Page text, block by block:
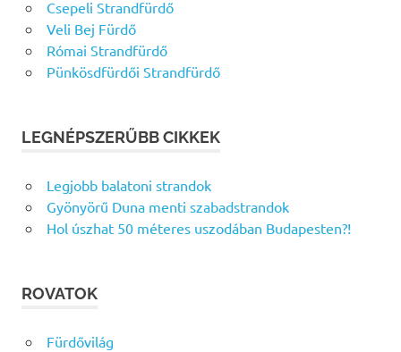
Csepeli Strandfürdő
Veli Bej Fürdő
Római Strandfürdő
Pünkösdfürdői Strandfürdő
LEGNÉPSZERŰBB CIKKEK
Legjobb balatoni strandok
Gyönyörű Duna menti szabadstrandok
Hol úszhat 50 méteres uszodában Budapesten?!
ROVATOK
Fürdővilág